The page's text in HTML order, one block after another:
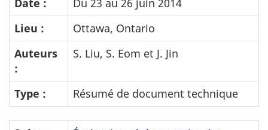
Date :
Du 23 au 26 juin 2014
Lieu :
Ottawa, Ontario
Auteurs
:
S. Liu, S. Eom et J. Jin
Type : Résumé de document technique